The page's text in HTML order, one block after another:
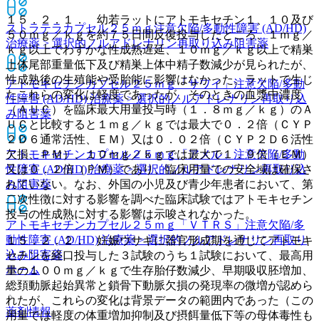
ストラテラカプセル２５ｍｇ注意欠陥/多動性障害 (AD/HD)
治療薬 > 選択的ノルアドレナリン再取り込み阻害薬
アトモキセチンカプセル２５ｍｇ「サワイ」注意欠陥/多動
性障害 (AD/HD) 治療薬 > 選択的ノルアドレナリン再取り込
み阻害薬
アトモキセチンカプセル２５ｍｇ「アメル」 注意欠陥/多動
性障害 (AD/HD) 治療薬 > 選択的ノルアドレナリン再取り込
み阻害薬
アトモキセチンカプセル２５ｍｇ「ＶＴＲＳ」 注意欠陥/多
動性障害 (AD/HD) 治療薬 > 選択的ノルアドレナリン再取り
込み阻害薬
ホーム
薬剤情報
１５．２．１． 幼若ラットにアトモキセチン１、１０及び
５０ｍｇ／ｋｇを約７５日間反復投与したところ、１ｍｇ／
ｋｇ以上でわずかな性成熟遅延、１０ｍｇ／ｋｇ以上で精巣
上体尾部重量低下及び精巣上体中精子数減少が見られたが、
性成熟後の生殖能や受胎能に影響はなかった。ラットで生じ
たこれらの変化は軽度であったが、そのときの血漿中濃度
（ＡＵＣ）を臨床最大用量投与時（１．８ｍｇ／ｋｇ）のＡ
ＵＣと比較すると１ｍｇ／ｋｇでは最大で０．２倍（ＣＹＰ
２Ｄ６通常活性、ＥＭ）又は０．０２倍（ＣＹＰ２Ｄ６活性
欠損、ＰＭ）、１０ｍｇ／ｋｇでは最大で１．９倍（ＥＭ）
又は０．２倍（ＰＭ）であり、臨床用量での安全域は確保さ
れていない。なお、外国の小児及び青少年患者において、第
二次性徴に対する影響を調べた臨床試験ではアトモキセチン
投与の性成熟に対する影響は示唆されなかった。
１５．２．２． 妊娠ウサギに器官形成期を通じてアトモキ
セチンを経口投与した３試験のうち１試験において、最高用
量の１００ｍｇ／ｋｇで生存胎仔数減少、早期吸収胚増加、
総頚動脈起始異常と鎖骨下動脈欠損の発現率の微増が認めら
れたが、これらの変化は背景データの範囲内であった（この
用量では軽度の体重増加抑制及び摂餌量低下等の母体毒性も